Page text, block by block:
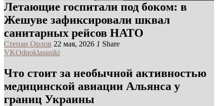
Летающие госпитали под боком: в
Жешуве зафиксировали шквал
санитарных рейсов НАТО
Степан Орлов 22 мая, 2026 1 Share
VKOdnoklassniki
Что стоит за необычной активностью
медицинской авиации Альянса у
границ Украины